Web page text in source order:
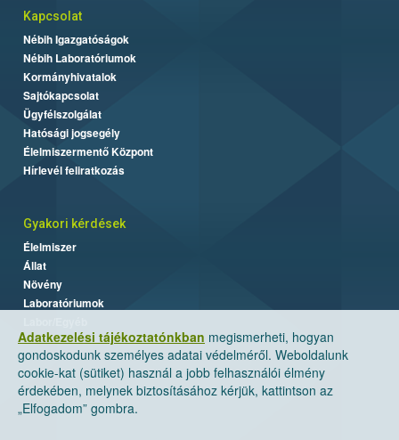
Adatkezelési tájékoztatónkban megismerheti, hogyan
gondoskodunk személyes adatai védelméről. Weboldalunk
cookie-kat (sütiket) használ a jobb felhasználói élmény
érdekében, melynek biztosításához kérjük, kattintson az
„Elfogadom” gombra.
Kapcsolat
Nébih Igazgatóságok
Nébih Laboratóriumok
Kormányhivatalok
Sajtókapcsolat
Ügyfélszolgálat
Hatósági jogsegély
Élelmiszermentő Központ
Hírlevél feliratkozás
Gyakori kérdések
Élelmiszer
Állat
Növény
Laboratóriumok